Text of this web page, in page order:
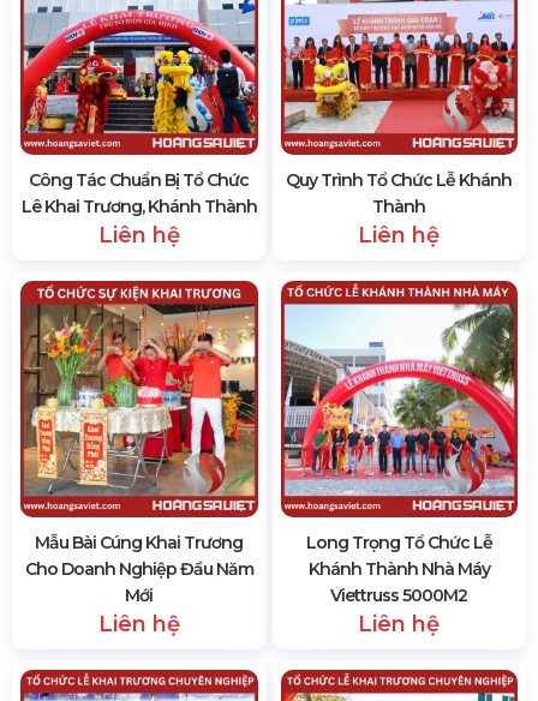
Công Tác Chuẩn Bị Tổ Chức
Lê Khai Trương, Khánh Thành
Liên hệ
Quy Trình Tổ Chức Lễ Khánh
Thành
Liên hệ
Mẫu Bài Cúng Khai Trương
Cho Doanh Nghiệp Đầu Năm
Mới
Liên hệ
Long Trọng Tổ Chức Lễ
Khánh Thành Nhà Máy
Viettruss 5000M2
Liên hệ